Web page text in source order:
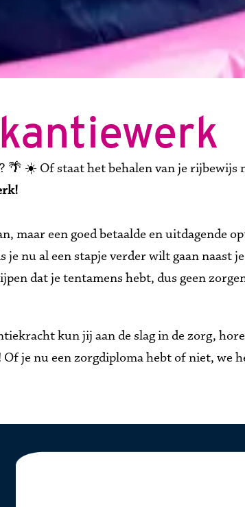
🌴 ☀️ Of staat het behalen van je rijbewijs
maar een goed betaalde en uitdagende
je nu al een stapje verder wilt gaan naast
dat je tentamens hebt, dus geen
kun jij aan de slag in de zorg,
je nu een zorgdiploma hebt of niet, we